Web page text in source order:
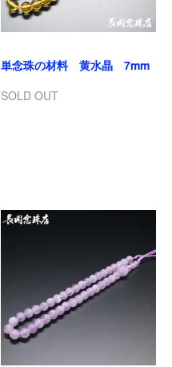
単念珠の材料 黄水晶 7mm
SOLD OUT